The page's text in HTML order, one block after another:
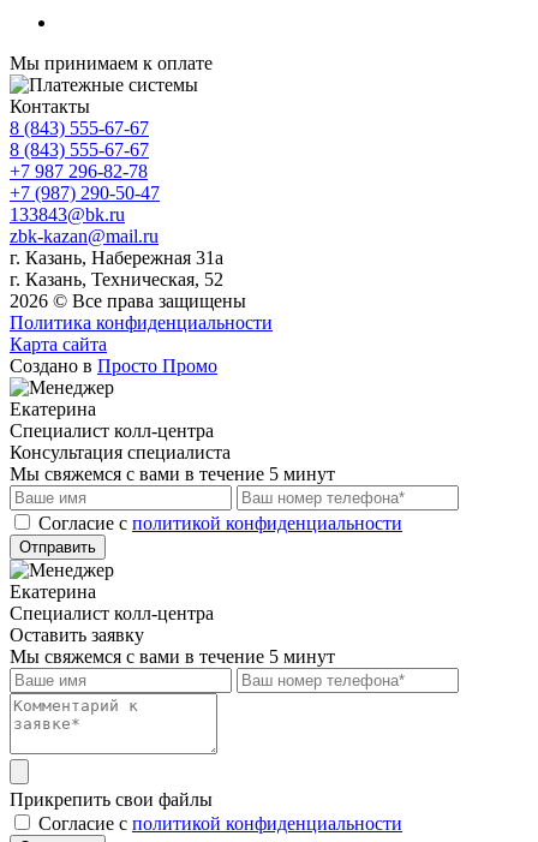
Мы принимаем к оплате
Контакты
8 (843) 555-67-67
8 (843) 555-67-67
+7 987 296-82-78
+7 (987) 290-50-47
133843@bk.ru
zbk-kazan@mail.ru
г. Казань, Набережная 31а
г. Казань, Техническая, 52
2026 © Все права защищены
Политика конфиденциальности
Карта сайта
Создано в Просто Промо
Екатерина
Специалист колл-центра
Консультация специалиста
Мы свяжемся с вами в течение 5 минут
Cогласие с политикой конфиденциальности
Отправить
Екатерина
Специалист колл-центра
Оставить заявку
Мы свяжемся с вами в течение 5 минут
Прикрепить свои файлы
Cогласие с политикой конфиденциальности